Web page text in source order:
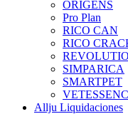
ORIGENS
Pro Plan
RICO CAN
RICO
SIMPARICA
SMARTPET
Allju Liquidaciones